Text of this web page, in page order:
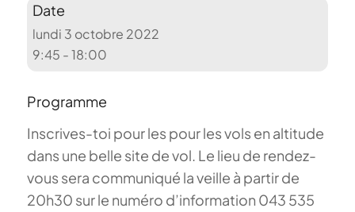
Date
lundi 3 octobre 2022
9:45 - 18:00
Programme
Inscrives-toi pour les pour les vols en altitude
dans une belle site de vol. Le lieu de rendez-
vous sera communiqué la veille à partir de
20h30 sur le numéro d’information 043 535